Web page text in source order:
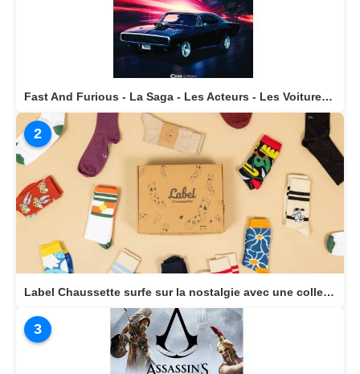
Fast And Furious - La Saga - Les Acteurs - Les Voitures Stars actuellement disponible en librairie
2
Label Chaussette surfe sur la nostalgie avec une collection dédiée aux héros cultes de notre enfance
3